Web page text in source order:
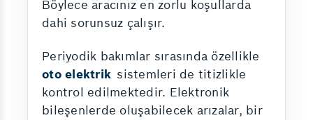
Böylece aracınız en zorlu koşullarda
dahi sorunsuz çalışır.
Periyodik bakımlar sırasında özellikle
oto elektrik sistemleri de titizlikle
kontrol edilmektedir. Elektronik
bileşenlerde oluşabilecek arızalar, bir